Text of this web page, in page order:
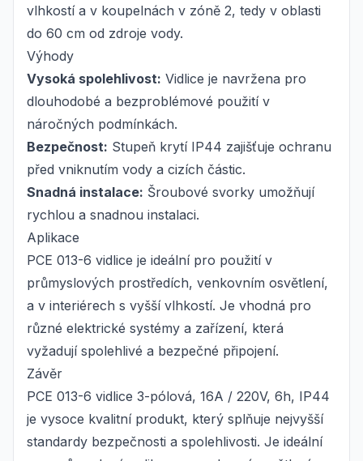
vlhkostí a v koupelnách v zóně 2, tedy v oblasti
do 60 cm od zdroje vody.
Výhody
Vysoká spolehlivost: Vidlice je navržena pro
dlouhodobé a bezproblémové použití v
náročných podmínkách.
Bezpečnost: Stupeň krytí IP44 zajišťuje ochranu
před vniknutím vody a cizích částic.
Snadná instalace: Šroubové svorky umožňují
rychlou a snadnou instalaci.
Aplikace
PCE 013-6 vidlice je ideální pro použití v
průmyslových prostředích, venkovním osvětlení,
a v interiérech s vyšší vlhkostí. Je vhodná pro
různé elektrické systémy a zařízení, která
vyžadují spolehlivé a bezpečné připojení.
Závěr
PCE 013-6 vidlice 3-pólová, 16A / 220V, 6h, IP44
je vysoce kvalitní produkt, který splňuje nejvyšší
standardy bezpečnosti a spolehlivosti. Je ideální